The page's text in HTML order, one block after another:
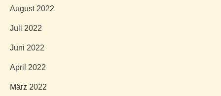
August 2022
Juli 2022
Juni 2022
April 2022
März 2022